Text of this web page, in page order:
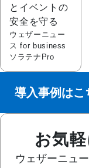
とイベントの
安全を守る
ウェザーニュー
ス for business
ソラテナPro
導入事例はこ
お気
ウェザーニュ